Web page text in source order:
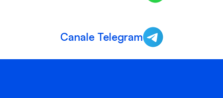
Canale Telegram